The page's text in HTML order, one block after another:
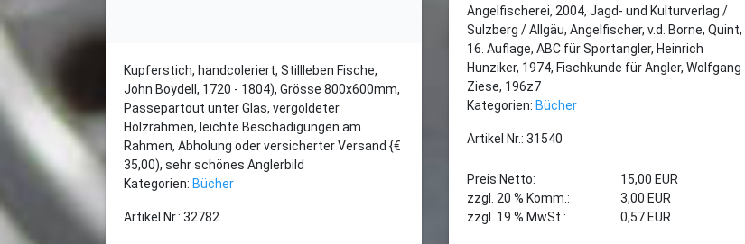
Kupferstich, handcoleriert, Stillleben Fische,
John Boydell, 1720 - 1804), Grösse 800x600mm,
Passepartout unter Glas, vergoldeter
Holzrahmen, leichte Beschädigungen am
Rahmen, Abholung oder versicherter Versand {€
35,00), sehr schönes Anglerbild
Kategorien: Bücher
Artikel Nr.: 32782
Angelfischerei, 2004, Jagd- und Kulturverlag /
Sulzberg / Allgäu, Angelfischer, v.d. Borne, Quint,
16. Auflage, ABC für Sportangler, Heinrich
Hunziker, 1974, Fischkunde für Angler, Wolfgang
Ziese, 196z7
Kategorien: Bücher
Artikel Nr.: 31540
Preis Netto:
15,00 EUR
zzgl. 20 % Komm.:
3,00 EUR
zzgl. 19 % MwSt.:
0,57 EUR